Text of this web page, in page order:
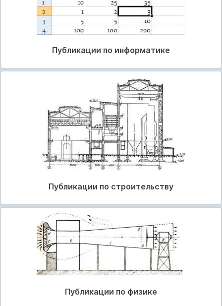
Публикации по информатике
Публикации по строительству
Публикации по физике